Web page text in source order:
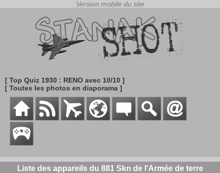
[ Top Quiz 1930 : RENO avec 10/10 ]
[ Toutes les photos en diaporama ]
Liste des appareils du 881 Skn de l'Armée de terre